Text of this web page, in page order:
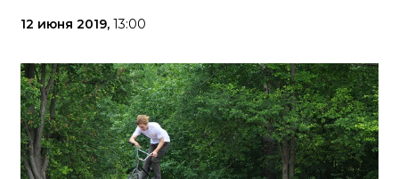
12 июня 2019, 13:00